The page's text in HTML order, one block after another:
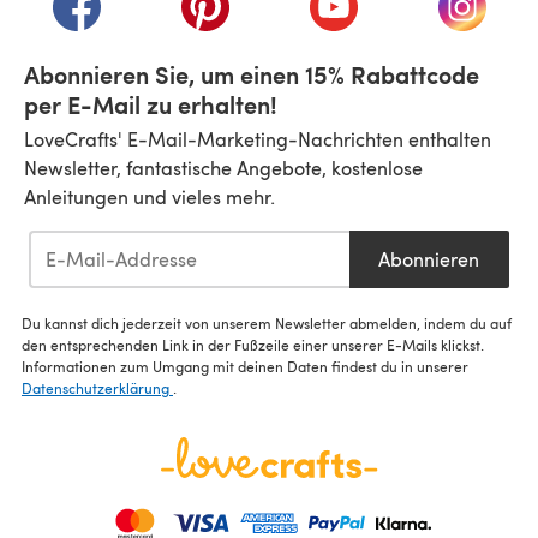
Abonnieren Sie, um einen 15% Rabattcode
per E-Mail zu erhalten!
LoveCrafts' E-Mail-Marketing-Nachrichten enthalten
Newsletter, fantastische Angebote, kostenlose
Anleitungen und vieles mehr.
Abonnieren
Du kannst dich jederzeit von unserem Newsletter abmelden, indem du auf
den entsprechenden Link in der Fußzeile einer unserer E-Mails klickst.
Informationen zum Umgang mit deinen Daten findest du in unserer
Datenschutzerklärung